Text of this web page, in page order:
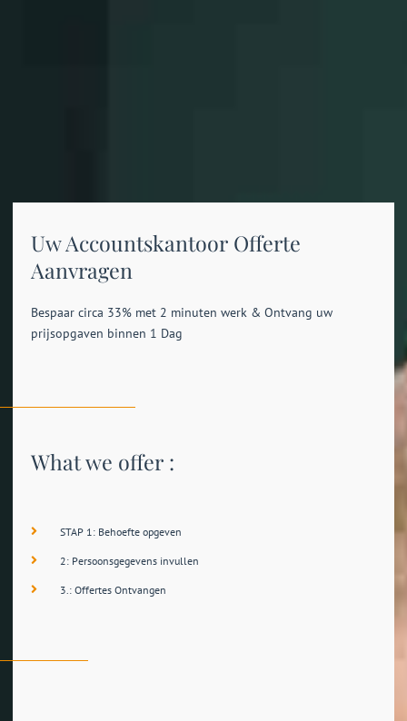
Uw Accountskantoor Offerte
Aanvragen
Bespaar circa 33% met 2 minuten werk & Ontvang uw
prijsopgaven binnen 1 Dag
What we offer :
STAP 1: Behoefte opgeven
2: Persoonsgegevens invullen
3.: Offertes Ontvangen